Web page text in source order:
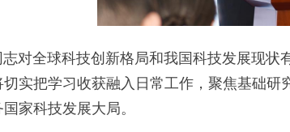
全球科技创新格局和我国科技发展现状
实把学习收获融入日常工作，聚焦基础
家科技发展大局。